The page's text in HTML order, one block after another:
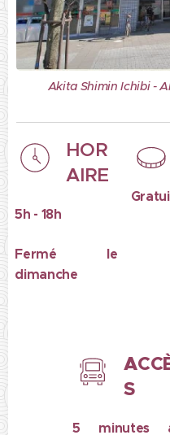
Akita Shimin Ichibi -
HOR
AIRE
5h - 18h
Fermé le
dimanche
S
5 minutes